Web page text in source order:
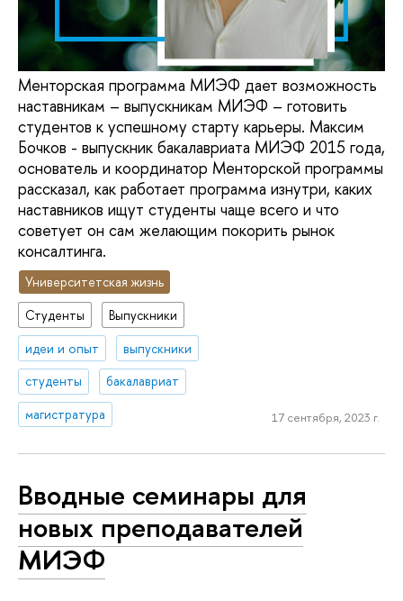
Менторская программа МИЭФ дает возможность
наставникам – выпускникам МИЭФ – готовить
студентов к успешному старту карьеры. Максим
Бочков - выпускник бакалавриата МИЭФ 2015 года,
основатель и координатор Менторской программы
рассказал, как работает программа изнутри, каких
наставников ищут студенты чаще всего и что
советует он сам желающим покорить рынок
консалтинга.
Университетская жизнь
Студенты
Выпускники
идеи и опыт
выпускники
студенты
бакалавриат
магистратура
17 сентября, 2023 г.
Вводные семинары для
новых преподавателей
МИЭФ